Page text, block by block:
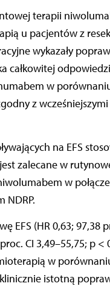
u pacjentów z
wykazały
całkowitej odpowiedzi
w
z wcześniejszymi
na EFS
zalecane w
w
NDRP.
EFS (HR 0,63; 97,38
CI 3,49–55,75; p <
w
istotną